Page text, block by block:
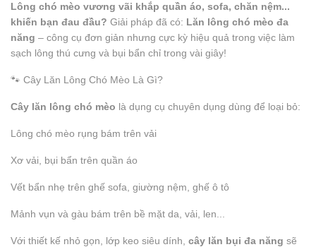
Lông chó mèo vương vãi khắp quần áo, sofa, chăn nệm...
khiến bạn đau đầu? Giải pháp đã có: Lăn lông chó mèo đa
năng – công cụ đơn giản nhưng cực kỳ hiệu quả trong việc làm
sạch lông thú cưng và bụi bẩn chỉ trong vài giây!
🐾 Cây Lăn Lông Chó Mèo Là Gì?
Cây lăn lông chó mèo là dụng cụ chuyên dụng dùng để loại bỏ:
Lông chó mèo rụng bám trên vải
Xơ vải, bụi bẩn trên quần áo
Vết bẩn nhẹ trên ghế sofa, giường nệm, ghế ô tô
Mảnh vụn và gàu bám trên bề mặt da, vải, len...
Với thiết kế nhỏ gọn, lớp keo siêu dính, cây lăn bụi đa năng sẽ